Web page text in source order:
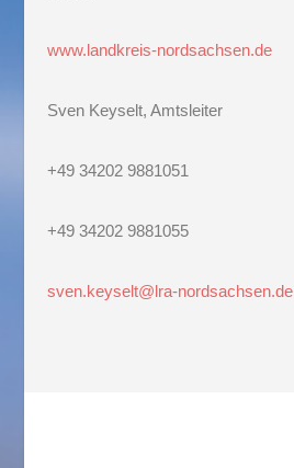
www.landkreis-nordsachsen.de
Sven Keyselt, Amtsleiter
+49 34202 9881051
+49 34202 9881055
sven.keyselt@lra-nordsachsen.de